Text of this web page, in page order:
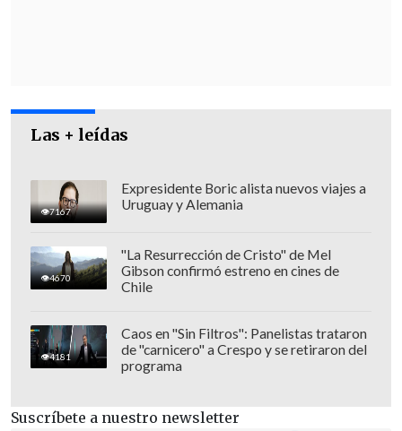
Secretaría General de Gobierno- para
"ratificar los compromiso que hay hacia
del Sindicato Nº 1, Sealthiel Matamala.
Además, el alcalde Aguilera buscará
gestionar ante BancoEstado el pago de la
trabajadores, considerados el motor
económico de la ciudad. (Cooperativa.cl)
Las + leídas
7167
Expresidente Boric alista nuevos viajes a
Uruguay y Alemania
4670
"La Resurrección de Cristo" de Mel
Gibson confirmó estreno en cines de
Chile
4181
Caos en "Sin Filtros": Panelistas trataron
de "carnicero" a Crespo y se retiraron del
programa
Suscríbete a nuestro newsletter